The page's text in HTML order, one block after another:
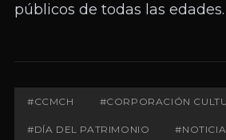
públicos de todas las edades.
#CCMCH #CORPORACIÓN
#DÍA DEL PATRIMONIO